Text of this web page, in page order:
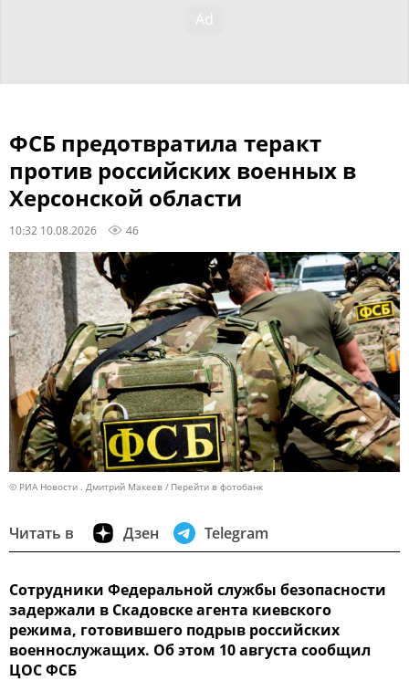
ФСБ предотвратила теракт
против российских военных в
Херсонской области
10:32 10.08.2026 46
© РИА Новости . Дмитрий Макеев Перейти в фотобанк
Читать в Дзен Telegram
Сотрудники Федеральной службы безопасности
задержали в Скадовске агента киевского
режима, готовившего подрыв российских
военнослужащих. Об этом 10 августа сообщил
ЦОС ФСБ